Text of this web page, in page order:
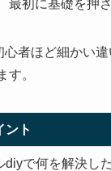
最初に基礎を押
者ほど細かい
す。
ント
diyで何を解決し